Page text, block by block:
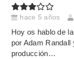
hace 5 años
Hoy os hablo de
por Adam
producción…